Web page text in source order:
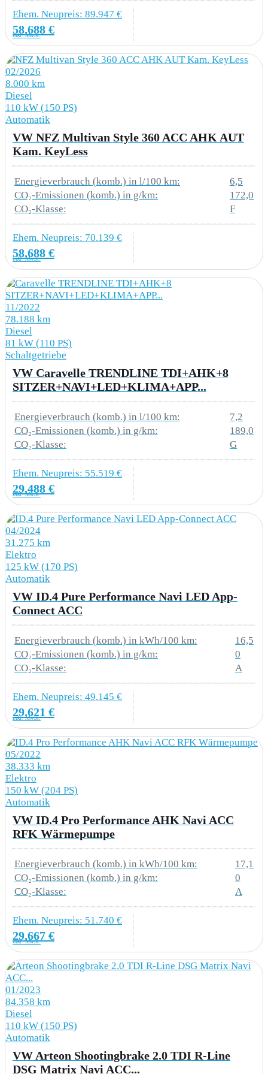
1MA Multifunktionslenkrad
33A Beifahrerdoppelsitzbank mit
3J7 2-Wege Kopfstützen höhenverstellbar
3L1 4-Wege Fahrersitz verstellbar
3MJ Gummiboden im Fahrerhaus
3TB Fahrerhaussitze
4UR Airbags für Fahrer und Beifahrer mit
Beifahrer-Airbag-Deaktivierung
4ZA Einstiegleiste Schiebetür Kunststoff in
Schwarz
5BU Holzboden im Laderaum
5DC Seitenverkleidung aus Kunststoff im
Laderaum volle Höhe
6B3 6 Verzurrösen zur Ladegutsicherung im
6Q1 Schalthebelknauf in Kunststoff
7N1 Dachkonsole klein
7W1 Öffnungskonfiguration 1. Sitzreihe
8S5 LED-Leuchten für das Fahrerhaus
9AB Klimaanlage Fahrerhaus (mit man.
9E1 LED-Dachinnenleuchten 2x beim Kasten
und 1x beim Kombi Caravelle Kasten Plus und
Kasten mit L-Trennwand
N2Q Sitzbezüge in Stoff kariert
Nichtraucherfahrzeug
U9A 2x USB im Fahrerhaus
LICHT & SICHT
4GD Frontscheibe in Verbundsicherheitsglas
wärmedämmend
8G1 Fernlichtregulierung Light Assist
8IT LED Frontscheinwerfer inklusive LED
Tagfahrlicht
8SA LED-Rückleuchten
RÄDER
H0D Reifen 215/65 R16C 109 T
TECHNIK & SICHERHEIT
7AA elektronische Wegfahrsperre
Ehem. Neupreis: 89.947 €
58.688 €
inkl. MwSt.
02/2026
8.000 km
Diesel
110 kW (150 PS)
Automatik
VW NFZ Multivan Style 360 ACC AHK AUT
Kam. KeyLess
Energieverbrauch (komb.) in l/100 km:
6,5
CO₂-Emissionen (komb.) in g/km:
172,0
CO₂-Klasse:
F
Ehem. Neupreis: 70.139 €
58.688 €
inkl. MwSt.
11/2022
78.188 km
Diesel
81 kW (110 PS)
Schaltgetriebe
VW Caravelle TRENDLINE TDI+AHK+8
SITZER+NAVI+LED+KLIMA+APP...
Energieverbrauch (komb.) in l/100 km:
7,2
CO₂-Emissionen (komb.) in g/km:
189,0
CO₂-Klasse:
G
Ehem. Neupreis: 55.519 €
29.488 €
inkl. MwSt.
04/2024
31.275 km
Elektro
125 kW (170 PS)
Automatik
VW ID.4 Pure Performance Navi LED App-
Connect ACC
Energieverbrauch (komb.) in kWh/100 km:
16,5
CO₂-Emissionen (komb.) in g/km:
0
CO₂-Klasse:
A
Ehem. Neupreis: 49.145 €
29.621 €
inkl. MwSt.
05/2022
38.333 km
Elektro
150 kW (204 PS)
Automatik
VW ID.4 Pro Performance AHK Navi ACC
RFK Wärmepumpe
Energieverbrauch (komb.) in kWh/100 km:
17,1
CO₂-Emissionen (komb.) in g/km:
0
CO₂-Klasse:
A
Ehem. Neupreis: 51.740 €
29.667 €
inkl. MwSt.
01/2023
84.358 km
Diesel
110 kW (150 PS)
Automatik
VW Arteon Shootingbrake 2.0 TDI R-Line
DSG Matrix Navi ACC...